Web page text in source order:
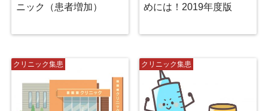
ニック（患者増加）
めには！2019年度版
クリニック集患 クリニック集患